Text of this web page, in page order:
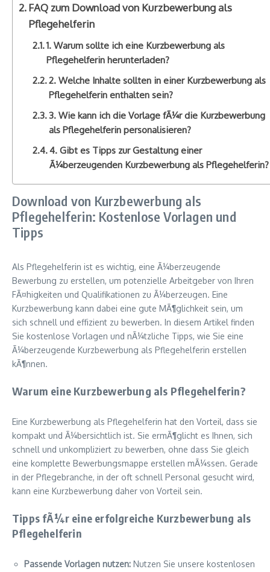
FAQ zum Download von Kurzbewerbung als
Pflegehelferin
1. Warum sollte ich eine Kurzbewerbung als
Pflegehelferin herunterladen?
2. Welche Inhalte sollten in einer Kurzbewerbung als
Pflegehelferin enthalten sein?
3. Wie kann ich die Vorlage fÃ¼r die Kurzbewerbung
als Pflegehelferin personalisieren?
4. Gibt es Tipps zur Gestaltung einer
Ã¼berzeugenden Kurzbewerbung als Pflegehelferin?
Download von Kurzbewerbung als
Pflegehelferin: Kostenlose Vorlagen und
Tipps
Als Pflegehelferin ist es wichtig, eine Ã¼berzeugende
Bewerbung zu erstellen, um potenzielle Arbeitgeber von Ihren
FÃ¤higkeiten und Qualifikationen zu Ã¼berzeugen. Eine
Kurzbewerbung kann dabei eine gute MÃ¶glichkeit sein, um
sich schnell und effizient zu bewerben. In diesem Artikel finden
Sie kostenlose Vorlagen und nÃ¼tzliche Tipps, wie Sie eine
Ã¼berzeugende Kurzbewerbung als Pflegehelferin erstellen
kÃ¶nnen.
Warum eine Kurzbewerbung als Pflegehelferin?
Eine Kurzbewerbung als Pflegehelferin hat den Vorteil, dass sie
kompakt und Ã¼bersichtlich ist. Sie ermÃ¶glicht es Ihnen, sich
schnell und unkompliziert zu bewerben, ohne dass Sie gleich
eine komplette Bewerbungsmappe erstellen mÃ¼ssen. Gerade
in der Pflegebranche, in der oft schnell Personal gesucht wird,
kann eine Kurzbewerbung daher von Vorteil sein.
Tipps fÃ¼r eine erfolgreiche Kurzbewerbung als
Pflegehelferin
Passende Vorlagen nutzen: Nutzen Sie unsere kostenlosen